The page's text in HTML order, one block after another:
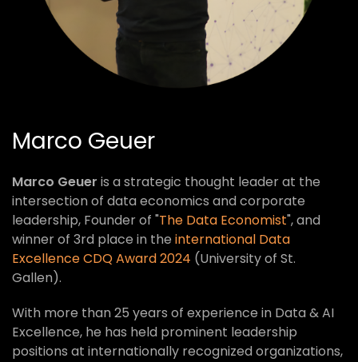
Marco Geuer
Marco Geuer is a strategic thought leader at the
intersection of data economics and corporate
leadership, Founder of "The Data Economist", and
winner of 3rd place in the international Data
Excellence CDQ Award 2024 (University of St.
Gallen).
With more than 25 years of experience in Data & AI
Excellence, he has held prominent leadership
positions at internationally recognized organizations,